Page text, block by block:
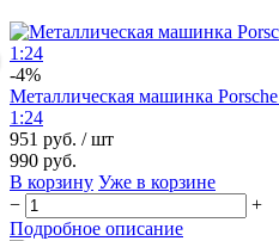
-4%
Металлическая машинка
1:24
951 руб. / шт
990 руб.
В корзину Уже в корзине
−
+
Подробное описание